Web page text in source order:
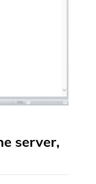
server,